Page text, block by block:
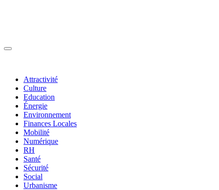
Attractivité
Culture
Education
Énergie
Environnement
Finances Locales
Mobilité
Numérique
RH
Santé
Sécurité
Social
Urbanisme